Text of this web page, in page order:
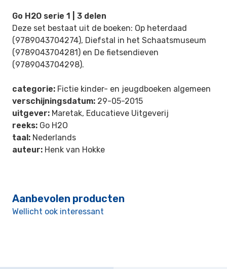
Go H2O serie 1 | 3 delen
Deze set bestaat uit de boeken: Op heterdaad
(9789043704274), Diefstal in het Schaatsmuseum
(9789043704281) en De fietsendieven
(9789043704298).
categorie: Fictie kinder- en jeugdboeken algemeen
verschijningsdatum: 29-05-2015
uitgever: Maretak, Educatieve Uitgeverij
reeks: Go H2O
taal: Nederlands
auteur: Henk van Hokke
Aanbevolen producten
Wellicht ook interessant